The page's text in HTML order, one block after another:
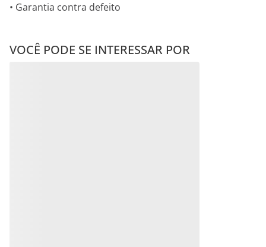
• Garantia contra defeito
VOCÊ PODE SE INTERESSAR POR